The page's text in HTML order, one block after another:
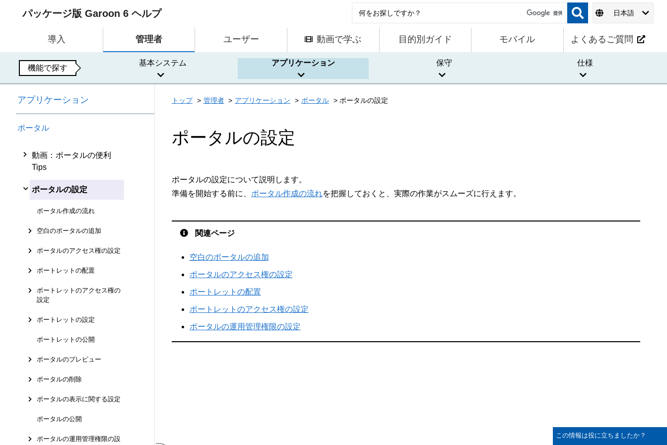
パッケージ版 Garoon 6 ヘルプ 日本語
導入 管理者 ユーザー 動画で学ぶ 目的別ガイド モバイル よくあるご質問
機能で探す
基本システム アプリケーション 保守 仕様
アプリケーション
ポータル
動画：ポータルの便利
Tips
ポータルの設定
ポータル作成の流れ
空白のポータルの追加
ポータルのアクセス権の設定
ポートレットの配置
ポートレットのアクセス権の
設定
ポートレットの設定
ポートレットの公開
ポータルのプレビュー
ポータルの削除
ポータルの表示に関する設定
ポータルの公開
ポータルの運用管理権限の設
トップ 管理者 アプリケーション ポータル ポータルの設定
ポータルの設定
ポータルの設定について説明します。
準備を開始する前に、 ポータル作成の流れを把握しておくと、実際の作業がスムーズに行えます。
関連ページ
空白のポータルの追加
ポータルのアクセス権の設定
ポートレットの配置
ポートレットのアクセス権の設定
ポータルの運用管理権限の設定
この情報は役に立ちましたか？